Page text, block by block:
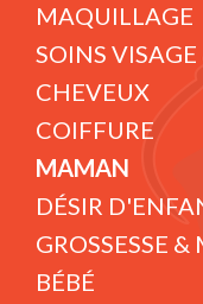
MAQUILLAGE
SOINS VISAGE
CHEVEUX
COIFFURE
MAMAN
DÉSIR
GROSSESSE
BÉBÉ